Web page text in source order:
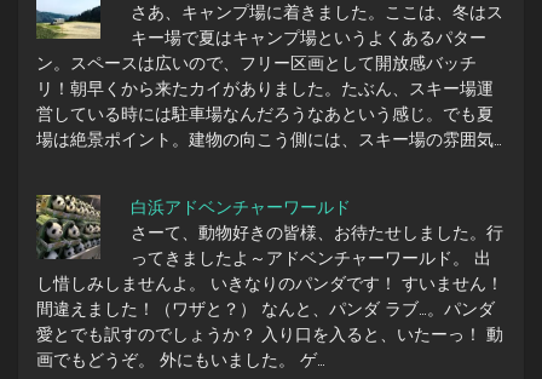
さあ、キャンプ場に着きました。ここは、冬はス
キー場で夏はキャンプ場というよくあるパター
ン。スペースは広いので、フリー区画として開放感バッチ
リ！朝早くから来たカイがありました。たぶん、スキー場運
営している時には駐車場なんだろうなあという感じ。でも夏
場は絶景ポイント。建物の向こう側には、スキー場の雰囲気…
白浜アドベンチャーワールド
さーて、動物好きの皆様、お待たせしました。行
ってきましたよ～アドベンチャーワールド。 出
し惜しみしませんよ。 いきなりのパンダです！ すいません！
間違えました！（ワザと？） なんと、パンダ ラブ…。パンダ
愛とでも訳すのでしょうか？ 入り口を入ると、いたーっ！ 動
画でもどうぞ。 外にもいました。 ゲ…